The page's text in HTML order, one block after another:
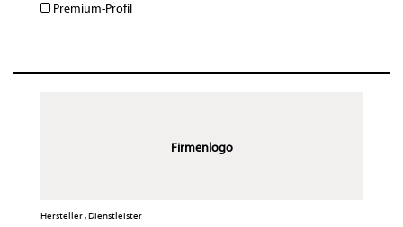
Premium-Profil
Firmenlogo
Hersteller , Dienstleister